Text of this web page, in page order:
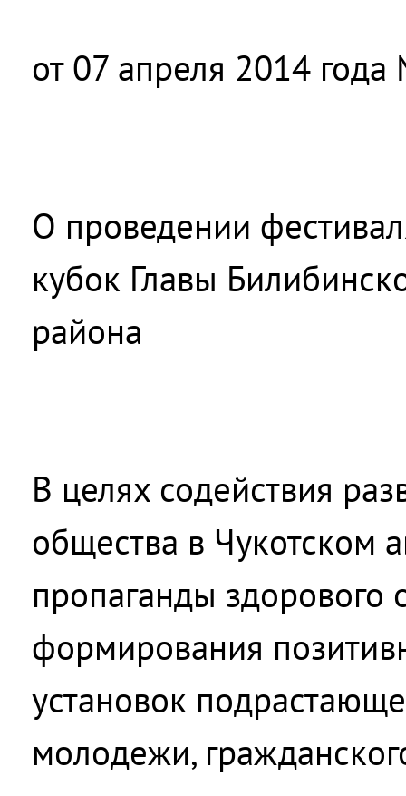
от 07 апреля 2014
О проведении
кубок Главы
района
В целях содействия
общества в Чукотском
пропаганды здорового
формирования
установок
молодежи,